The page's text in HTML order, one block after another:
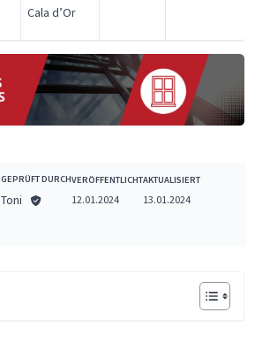
Cala d’Or
GEPRÜFT DURCH
Toni
VERÖFFENTLICHT
12.01.2024
AKTUALISIERT
13.01.2024